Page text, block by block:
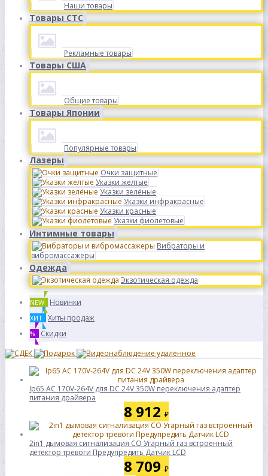
Наши товары
Товары СТС
Рекламные товары
Товары США
Общие товары
Товары Японии
Популярные товары
Лазеры
Очки защитные
Указки желтые
Указки зелёные
Указки инфракрасные
Указки красные
Указки фиолетовые
Интимные товары
Вибраторы и
вибромассажеры
Одежда
Экзотическая одежда
NEW Новинки
ХИТ Хиты продаж
% Скидки
Ip65 AC 170V-264V для DC 24V 350W переключения адаптер
питания драйвера
8 912 ₽
2in1 дымовая сигнализация CO Угарный газ встроенный
детектор тревоги Предупредить Датчик LCD
8 709 ₽